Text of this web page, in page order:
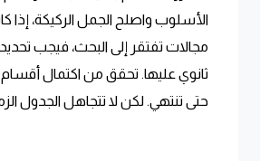
الأسلوب واصلح الجمل الركيكة، إذا
مجالات تفتقر إلى البحث، فيجب
ثانوي عليها. تحقق من اكتمال
حتى تنتهي. لكن لا تتجاهل الجدول